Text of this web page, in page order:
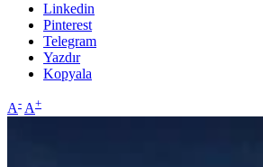
Linkedin
Pinterest
Telegram
Yazdır
Kopyala
A- A+